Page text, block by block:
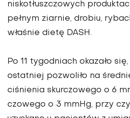
niskotłuszczowych
pełnym ziarnie, drobiu,
właśnie dietę DASH.
Po 11 tygodniach okazało
ostatniej pozwo­liło na
ciśnienia skurczowego o 6
czowego o 3 mmHg, przy